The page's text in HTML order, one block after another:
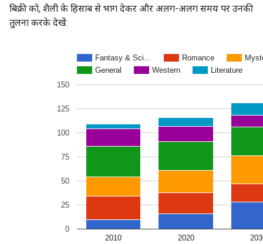
बिक्री को, शैली के हिसाब से भाग देकर और अलग-अलग समय पर उनकी
तुलना करके देखें: